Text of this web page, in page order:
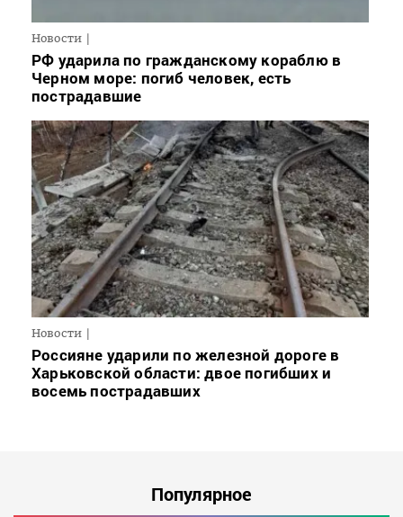
Новости
РФ ударила по гражданскому кораблю в
Черном море: погиб человек, есть
пострадавшие
Новости
Россияне ударили по железной дороге в
Харьковской области: двое погибших и
восемь пострадавших
Популярное